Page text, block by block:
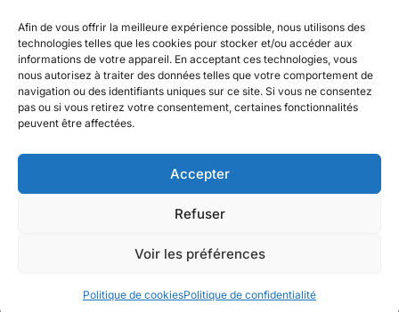
Afin de vous offrir la meilleure expérience possible, nous utilisons des
technologies telles que les cookies pour stocker et/ou accéder aux
informations de votre appareil. En acceptant ces technologies, vous
nous autorisez à traiter des données telles que votre comportement de
navigation ou des identifiants uniques sur ce site. Si vous ne consentez
pas ou si vous retirez votre consentement, certaines fonctionnalités
peuvent être affectées.
Accepter
Refuser
Voir les préférences
Politique de cookiesPolitique de confidentialité
Lien
vers
Bluesky
Lien
vers
Facebook
Lien
vers
Linkedin
Lien
vers
Instagram
Lien
vers
EN
Politique de confidentialité